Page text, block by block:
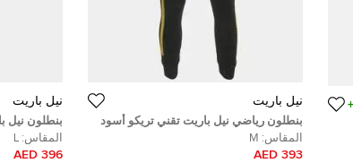
نيل باريت
بنطلون رياضي نيل باريت تقني تريكو أسود
ضيق منخفض الخصر مقاس متوسط - ميديم
المقاس: M
393 AED
نيل باريت
بنطلون نيل
سكيني مقاس
المقاس: L
396 AED